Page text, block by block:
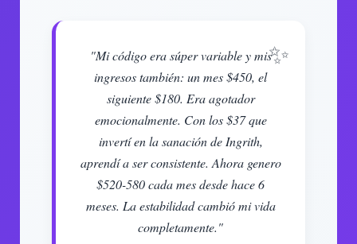
"Mi código era súper variable y mis
ingresos también: un mes $450, el
siguiente $180. Era agotador
emocionalmente. Con los $37 que
invertí en la sanación de Ingrith,
aprendí a ser consistente. Ahora genero
$520-580 cada mes desde hace 6
meses. La estabilidad cambió mi vida
completamente."